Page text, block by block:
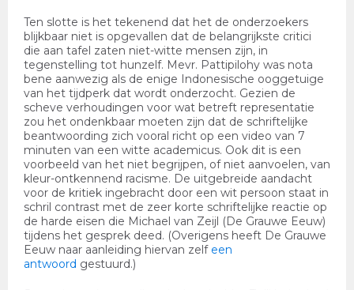
Ten slotte is het tekenend dat het de onderzoekers
blijkbaar niet is opgevallen dat de belangrijkste critici
die aan tafel zaten niet-witte mensen zijn, in
tegenstelling tot hunzelf. Mevr. Pattipilohy was nota
bene aanwezig als de enige Indonesische ooggetuige
van het tijdperk dat wordt onderzocht. Gezien de
scheve verhoudingen voor wat betreft representatie
zou het ondenkbaar moeten zijn dat de schriftelijke
beantwoording zich vooral richt op een video van 7
minuten van een witte academicus. Ook dit is een
voorbeeld van het niet begrijpen, of niet aanvoelen, van
kleur-ontkennend racisme. De uitgebreide aandacht
voor de kritiek ingebracht door een wit persoon staat in
schril contrast met de zeer korte schriftelijke reactie op
de harde eisen die Michael van Zeijl (De Grauwe Eeuw)
tijdens het gesprek deed. (Overigens heeft De Grauwe
Eeuw naar aanleiding hiervan zelf een
antwoord gestuurd.)